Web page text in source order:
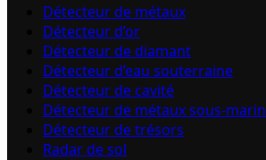
Détecteur de métaux
Détecteur d’or
Détecteur de diamant
Détecteur d’eau souterraine
Détecteur de cavité
Détecteur de métaux sous-marin
Détecteur de trésors
Radar de sol